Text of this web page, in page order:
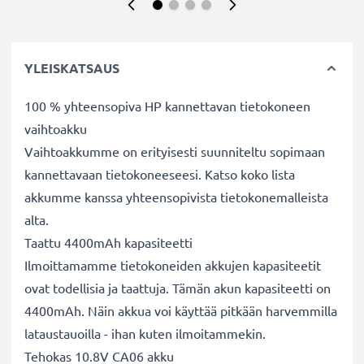
YLEISKATSAUS
100 % yhteensopiva HP kannettavan tietokoneen
vaihtoakku
Vaihtoakkumme on erityisesti suunniteltu sopimaan
kannettavaan tietokoneeseesi. Katso koko lista
akkumme kanssa yhteensopivista tietokonemalleista
alta.
Taattu 4400mAh kapasiteetti
Ilmoittamamme tietokoneiden akkujen kapasiteetit
ovat todellisia ja taattuja. Tämän akun kapasiteetti on
4400mAh. Näin akkua voi käyttää pitkään harvemmilla
lataustauoilla - ihan kuten ilmoitammekin.
Tehokas 10.8V CA06 akku